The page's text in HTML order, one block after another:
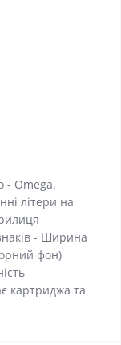
- Omega.
літери на
-
- Ширина
фон)
картриджа та